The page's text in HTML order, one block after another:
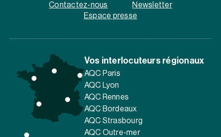
Contactez-nous
Newsletter
Espace presse
Vos interlocuteurs régionaux
AQC Paris
AQC Lyon
AQC Rennes
AQC Bordeaux
AQC Strasbourg
AQC Outre-mer